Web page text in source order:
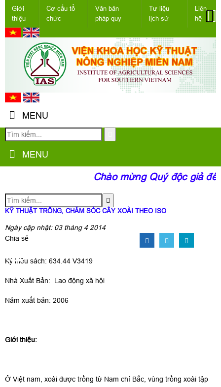
Giới
thiệu
Cơ cấu tổ
chức
Văn bản
pháp quy
Tư liệu
lịch sử
Liên
hệ
MENU
MENU
Chào mừng Quý độc giả
KỸ THUẬT TRỒNG, CHĂM SÓC CÂY XOÀI THEO ISO
Ngày cập nhật: 03 tháng 4 2014
Chia sẻ
Ký hiệu sách: 634.44 V3419
Nhà Xuất Bản: Lao động xã hội
Năm xuất bản: 2006
Giới thiệu:
Ở Việt nam, xoài được trồng từ Nam chí Bắc, vùng trồng xoài tập